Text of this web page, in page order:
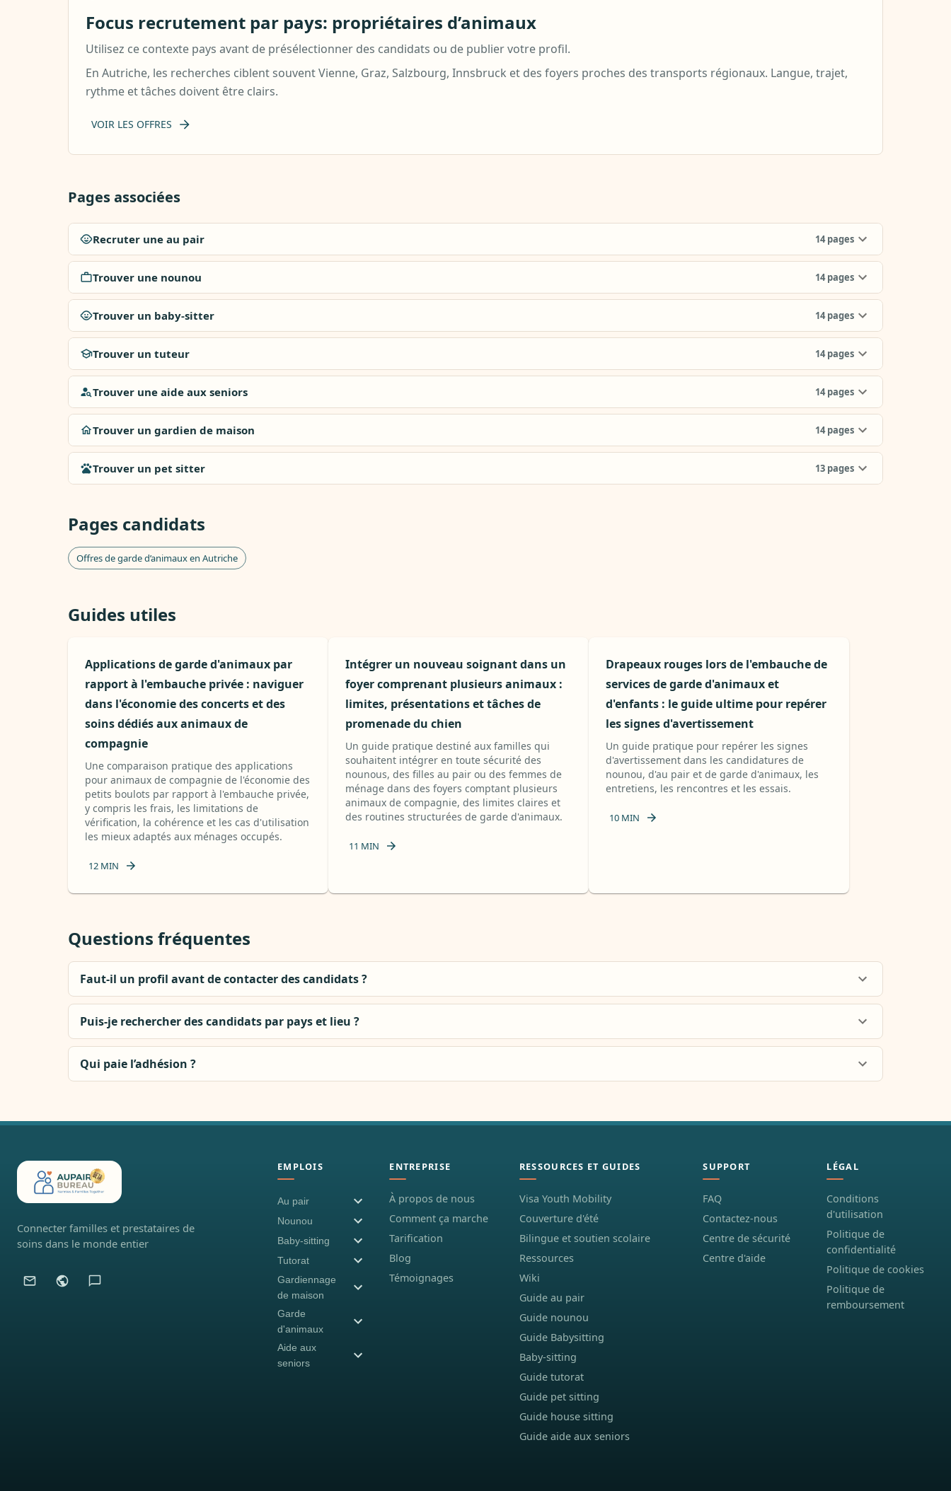
Focus recrutement par pays: propriétaires d’animaux
Utilisez ce contexte pays avant de présélectionner des candidats ou de publier votre profil.
En Autriche, les recherches ciblent souvent Vienne, Graz, Salzbourg, Innsbruck et des foyers proches des transports régionaux. Langue, trajet,
rythme et tâches doivent être clairs.
VOIR LES OFFRES
Pages associées
Recruter une au pair 14pages
Trouver une nounou 14pages
Trouver un baby-sitter 14pages
Trouver un tuteur 14pages
Trouver une aide aux seniors 14pages
Trouver un gardien de maison 14pages
Trouver un pet sitter 13 pages
Pages candidats
Offres de garde d’animaux en Autriche
Guides utiles
Applications de garde d'animaux par
rapport à l'embauche privée : naviguer
dans l'économie des concerts et des
soins dédiés aux animaux de
compagnie
Une comparaison pratique des applications
pour animaux de compagnie de l'économie des
petits boulots par rapport à l'embauche privée,
y compris les frais, les limitations de
vérification, la cohérence et les cas d'utilisation
les mieux adaptés aux ménages occupés.
12 MIN
Intégrer un nouveau soignant dans un
foyer comprenant plusieurs animaux :
limites, présentations et tâches de
promenade du chien
Un guide pratique destiné aux familles qui
souhaitent intégrer en toute sécurité des
nounous, des filles au pair ou des femmes de
ménage dans des foyers comptant plusieurs
animaux de compagnie, des limites claires et
des routines structurées de garde d'animaux.
11 MIN
Drapeaux rouges lors de l'embauche de
services de garde d'animaux et
d'enfants : le guide ultime pour repérer
les signes d'avertissement
Un guide pratique pour repérer les signes
d'avertissement dans les candidatures de
nounou, d'au pair et de garde d'animaux, les
entretiens, les rencontres et les essais.
10MIN
Questions fréquentes
Faut-il un profil avant de contacter des candidats ?
Puis-je rechercher des candidats par pays et lieu ?
Qui paie l’adhésion ?
Connecter familles et prestataires de
soins dans le monde entier
EMPLOIS
Au pair
Nounou
Baby-sitting
Tutorat
Gardiennage
de maison
Garde
d'animaux
Aide aux
seniors
ENTREPRISE
À propos de nous
Comment ça marche
Tarification
Blog
Témoignages
RESSOURCES ET GUIDES
Visa Youth Mobility
Couverture d'été
Bilingue et soutien scolaire
Ressources
Wiki
Guide au pair
Guide nounou
Guide Babysitting
Baby-sitting
Guide tutorat
Guide pet sitting
Guide house sitting
Guide aide aux seniors
SUPPORT
FAQ
Contactez-nous
Centre de sécurité
Centre d'aide
LÉGAL
Conditions
d'utilisation
Politique de
confidentialité
Politique de cookies
Politique de
remboursement